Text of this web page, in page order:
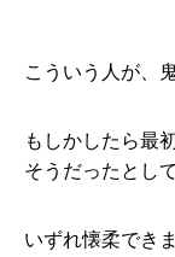
こういう人が、
もしかしたら最
そうだったとし
いずれ懐柔でき